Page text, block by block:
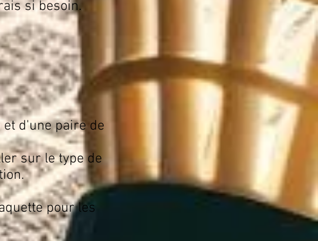
si besoin.
d'une paire de
sur le type de
pour les